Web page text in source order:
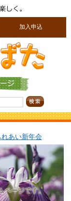
加入申込
れあい新年会
ページです。